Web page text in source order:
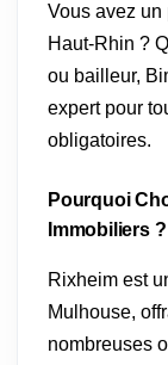
Vous avez
Haut-Rhin ?
ou bailleur,
expert pour
obligatoires.
Pourquoi
Immobiliers
Rixheim est
Mulhouse,
nombreuses